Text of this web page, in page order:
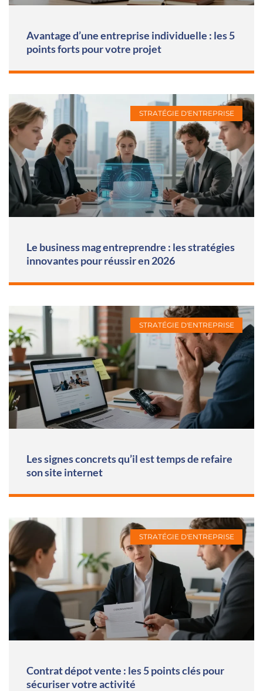
Avantage d’une entreprise individuelle : les 5
points forts pour votre projet
STRATÉGIE D'ENTREPRISE
Le business mag entreprendre : les stratégies
innovantes pour réussir en 2026
STRATÉGIE D'ENTREPRISE
Les signes concrets qu’il est temps de refaire
son site internet
STRATÉGIE D'ENTREPRISE
Contrat dépot vente : les 5 points clés pour
sécuriser votre activité